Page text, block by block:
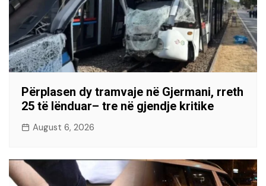
Përplasen dy tramvaje në Gjermani, rreth
25 të lënduar– tre në gjendje kritike
August 6, 2026